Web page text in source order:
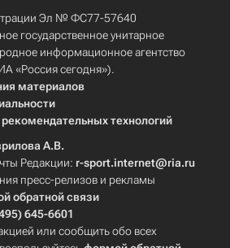
Эл № ФС77-57640
государственное унитарное
информационное агентство
«Россия сегодня»).
материалов
технологий
А.В.
Редакции: r-sport.internet@ria.ru
пресс-релизов и рекламы
обратной связи
645-6601
или сообщить обо всех